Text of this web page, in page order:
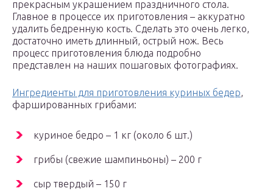
прекрасным украшением праздничного стола.
Главное в процессе их приготовления – аккуратно
удалить бедренную кость. Сделать это очень легко,
достаточно иметь длинный, острый нож. Весь
процесс приготовления блюда подробно
представлен на наших пошаговых фотографиях.
Ингредиенты для приготовления куриных бедер,
фаршированных грибами:
куриное бедро – 1 кг (около 6 шт.)
грибы (свежие шампиньоны) – 200 г
сыр твердый – 150 г